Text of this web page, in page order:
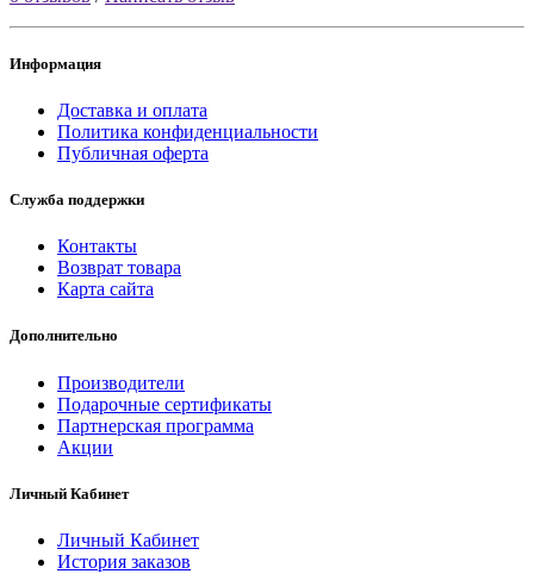
Информация
Доставка и оплата
Политика конфиденциальности
Публичная оферта
Служба поддержки
Контакты
Возврат товара
Карта сайта
Дополнительно
Производители
Подарочные сертификаты
Партнерская программа
Акции
Личный Кабинет
Личный Кабинет
История заказов